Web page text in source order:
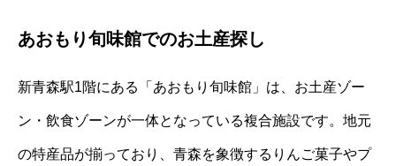
あおもり旬味館でのお土産探し
新青森駅1階にある「あおもり旬味館」は、お土産ゾー
ン・飲食ゾーンが一体となっている複合施設です。地元
の特産品が揃っており、青森を象徴するりんご菓子やプ